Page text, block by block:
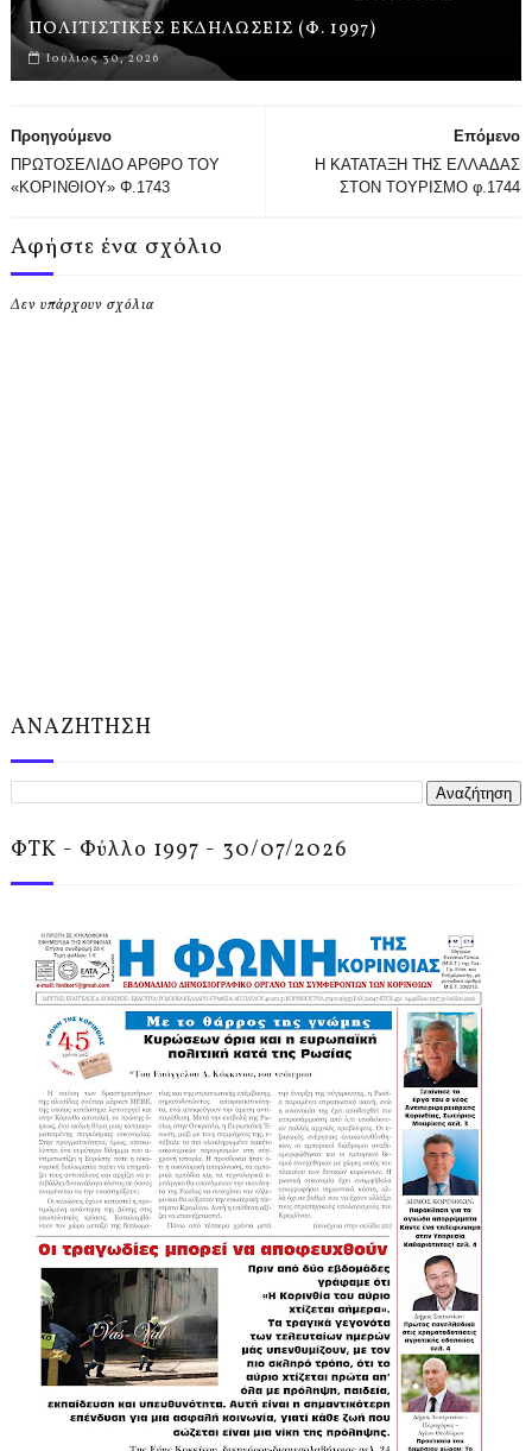
ΠΟΛΙΤΙΣΤΙΚΕΣ ΕΚΔΗΛΩΣΕΙΣ (Φ. 1997)
Ιούλιος 30, 2026
Επόμενο
Η ΚΑΤΑΤΑΞΗ ΤΗΣ ΕΛΛΑΔΑΣ
ΣΤΟΝ ΤΟΥΡΙΣΜΟ φ.1744
Προηγούμενο
ΠΡΩΤΟΣΕΛΙΔΟ ΑΡΘΡΟ ΤΟΥ
«ΚΟΡΙΝΘΙΟΥ» Φ.1743
Αφήστε ένα σχόλιο
Δεν υπάρχουν σχόλια
ΑΝΑΖΗΤΗΣΗ
ΦΤΚ - Φύλλο 1997 - 30/07/2026